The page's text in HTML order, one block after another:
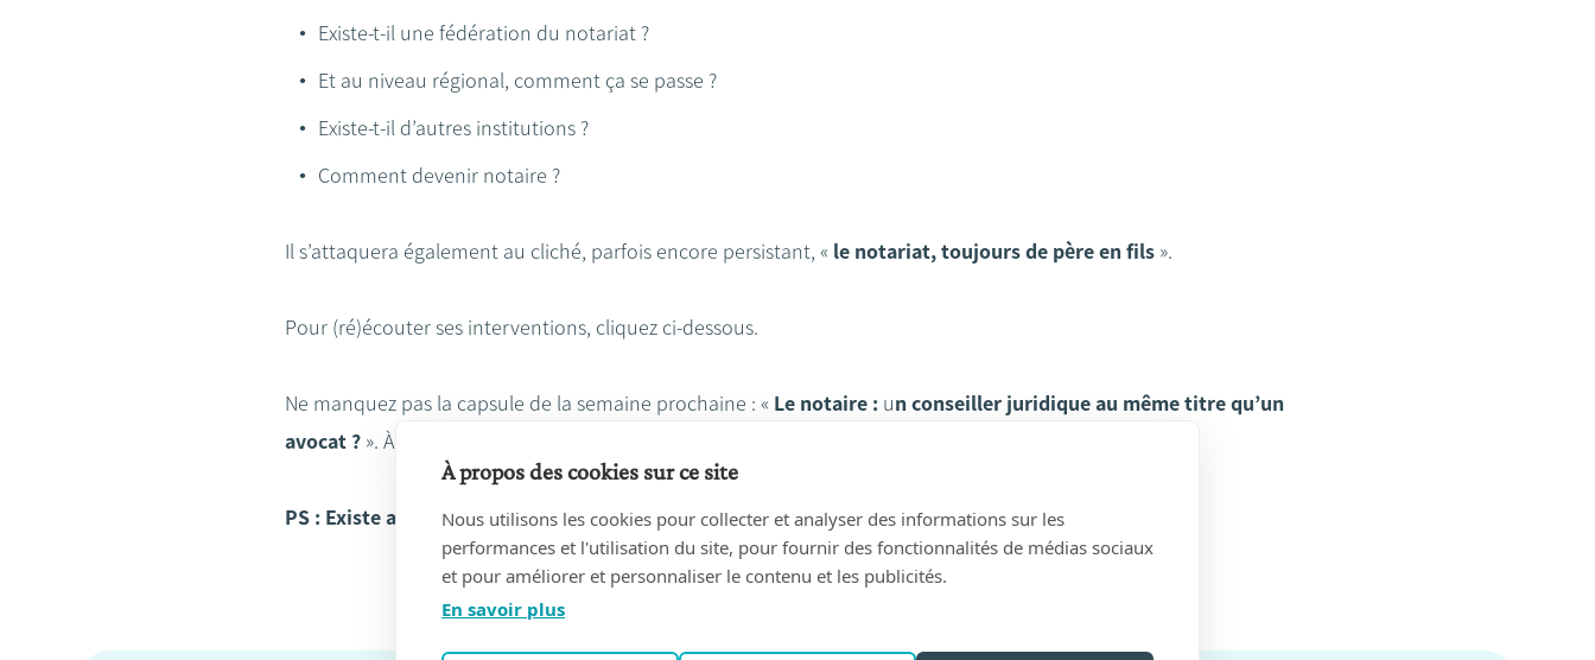
Existe-t-il une fédération du notariat ?
Et au niveau régional, comment ça se passe ?
Existe-t-il d’autres institutions ?
Comment devenir notaire ?
Il s’attaquera également au cliché, parfois encore persistant, « le notariat, toujours de père en fils ».
Pour (ré)écouter ses interventions, cliquez ci-dessous.
Ne manquez pas la capsule de la semaine prochaine : « Le notaire : un conseiller juridique au même titre qu’un
avocat ? ». À vos agendas !
PS : Existe aussi en DAB+
À propos des cookies sur ce site
Nous utilisons les cookies pour collecter et analyser des informations sur les
performances et l'utilisation du site, pour fournir des fonctionnalités de médias sociaux
et pour améliorer et personnaliser le contenu et les publicités.
En savoir plus